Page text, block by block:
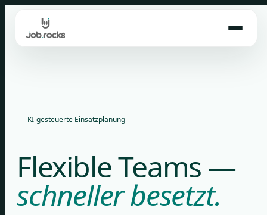
content
KI-gesteuerte Einsatzplanung
Flexible Teams —
schneller besetzt.